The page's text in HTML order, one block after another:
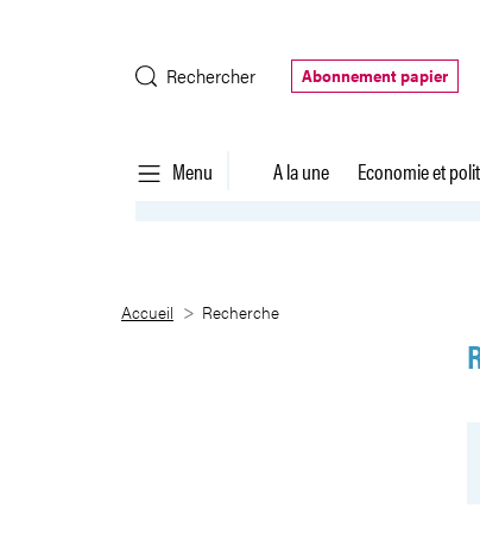
Rechercher
Abonnement papier
Menu A la une Economie et
Recherche
Accueil Recherche